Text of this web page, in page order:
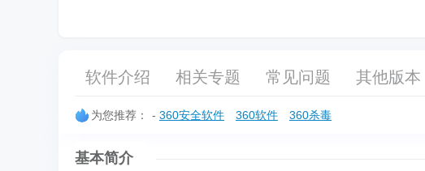
软件介绍 相关专题 常见问题 其他版本
为您推荐： - 360安全软件 360软件 360杀毒
基本简介